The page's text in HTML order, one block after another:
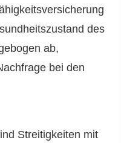
des
ab,
bei den
Streitigkeiten mit